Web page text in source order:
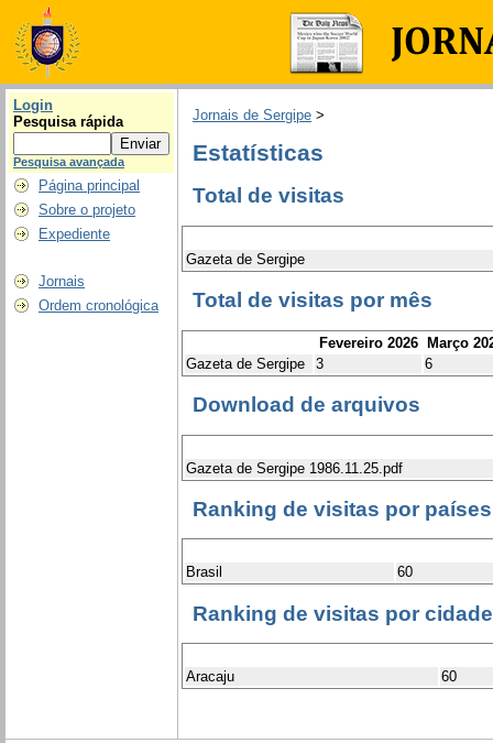
Login
Pesquisa rápida
Pesquisa avançada
Página principal
Sobre o projeto
Expediente
Jornais
Ordem cronológica
Jornais de Sergipe >
Estatísticas
Total de visitas
Gazeta de Sergipe
Total de visitas por mês
Fevereiro 2026 Março
Gazeta de Sergipe
3 6
Download de arquivos
Gazeta de Sergipe 1986.11.25.pdf
Ranking de visitas por países
Brasil 60
Ranking de visitas por
Aracaju 60